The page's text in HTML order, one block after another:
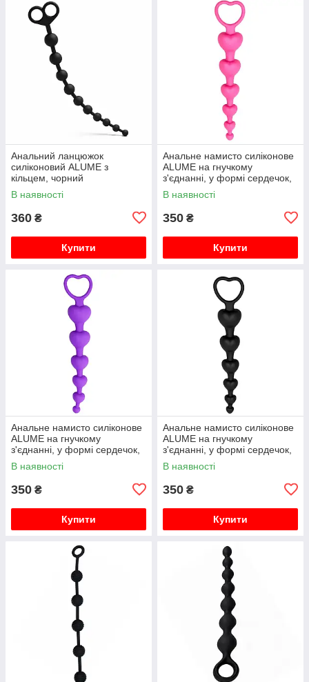
Анальний ланцюжок
силіконовий ALUME з
кільцем, чорний
В наявності
360 ₴
Купити
Анальне намисто силіконове
ALUME на гнучкому
з'єднанні, у формі сердечок,
рожеве
В наявності
350 ₴
Купити
Анальне намисто силіконове
ALUME на гнучкому
з'єднанні, у формі сердечок,
фіолетове
В наявності
350 ₴
Купити
Анальне намисто силіконове
ALUME на гнучкому
з'єднанні, у формі сердечок,
чорне
В наявності
350 ₴
Купити